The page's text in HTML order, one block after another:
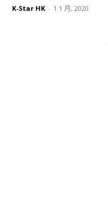
K-Star HK - 1 1 月, 2020